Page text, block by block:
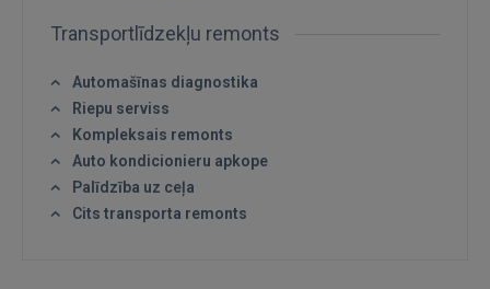
Transportlīdzekļu remonts
Automašīnas diagnostika
Riepu serviss
Kompleksais remonts
Auto kondicionieru apkope
Palīdzība uz ceļa
Cits transporta remonts